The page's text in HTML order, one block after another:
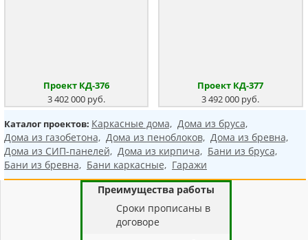
Проект КД-376
3 402 000 руб.
Проект КД-377
3 492 000 руб.
Каталог проектов: Каркасные дома, Дома из бруса,
Дома из газобетона, Дома из пеноблоков, Дома из бревна,
Дома из СИП-панелей, Дома из кирпича, Бани из бруса,
Бани из бревна, Бани каркасные, Гаражи
Преимущества работы
Cроки прописаны в
договоре